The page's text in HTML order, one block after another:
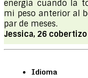
energía cuando la
mi peso anterior al
par de meses.
Jessica, 26
Idioma